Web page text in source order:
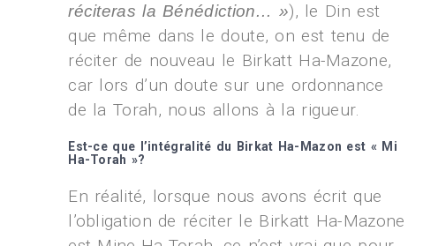
réciteras la Bénédiction… »), le Din est
que même dans le doute, on est tenu de
réciter de nouveau le Birkatt Ha-Mazone,
car lors d’un doute sur une ordonnance
de la Torah, nous allons à la rigueur.
Est-ce que l’intégralité du Birkat Ha-Mazon est « Mi
Ha-Torah »?
En réalité, lorsque nous avons écrit que
l’obligation de réciter le Birkatt Ha-Mazone